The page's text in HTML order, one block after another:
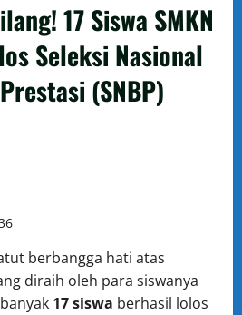
17 Siswa SMKN
Seleksi Nasional
(SNBP)
berbangga hati atas
diraih oleh para siswanya
17 siswa berhasil lolos